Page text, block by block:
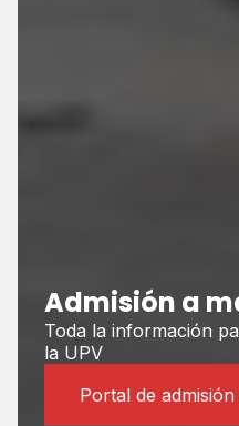
Admisión a
Toda la información
la UPV
Portal de admisión